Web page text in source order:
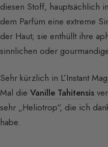
diesen Stoff, hauptsächlich
dem Parfüm eine extreme
der Haut; sie enthüllt ihre
sinnlichen oder
Sehr kürzlich in L’Instant
Mal die Vanille Tahitensis
sehr „Heliotrop“, die ich
habe.